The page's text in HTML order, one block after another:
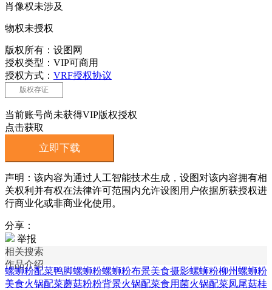
肖像权未涉及
物权未授权
版权所有：设图网
授权类型：VIP可商用
授权方式： VRF授权协议
版权存证
当前账号尚未获得VIP版权授权
点击获取
立即下载
声明：该内容为通过人工智能技术生成，设图对该内容拥有相
关权利并有权在法律许可范围内允许设图用户依据所获授权进
行商业化或非商业化使用。
分享：
举报
相关搜索
作品介绍
螺蛳粉配菜鸭脚螺蛳粉螺蛳粉布景美食摄影螺蛳粉柳州螺蛳粉
美食火锅配菜蘑菇粉粉背景火锅配菜食用菌火锅配菜凤尾菇桂